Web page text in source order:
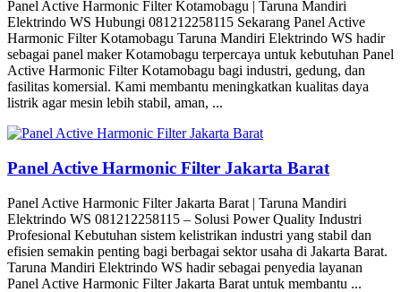
Panel Active Harmonic Filter Kotamobagu | Taruna Mandiri
Elektrindo WS Hubungi 081212258115 Sekarang Panel Active
Harmonic Filter Kotamobagu Taruna Mandiri Elektrindo WS hadir
sebagai panel maker Kotamobagu terpercaya untuk kebutuhan Panel
Active Harmonic Filter Kotamobagu bagi industri, gedung, dan
fasilitas komersial. Kami membantu meningkatkan kualitas daya
listrik agar mesin lebih stabil, aman, ...
Panel Active Harmonic Filter Jakarta Barat
Panel Active Harmonic Filter Jakarta Barat | Taruna Mandiri
Elektrindo WS 081212258115 – Solusi Power Quality Industri
Profesional Kebutuhan sistem kelistrikan industri yang stabil dan
efisien semakin penting bagi berbagai sektor usaha di Jakarta Barat.
Taruna Mandiri Elektrindo WS hadir sebagai penyedia layanan
Panel Active Harmonic Filter Jakarta Barat untuk membantu ...